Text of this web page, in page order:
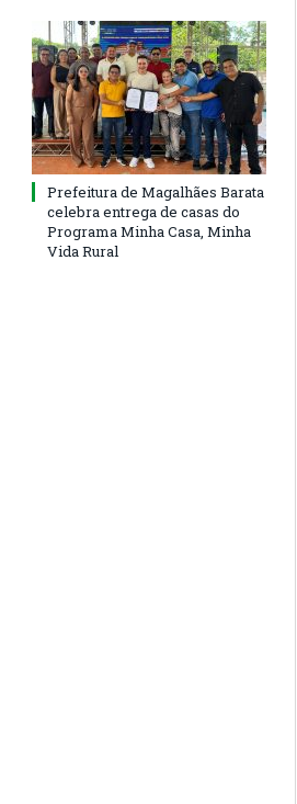
Prefeitura de Magalhães Barata
celebra entrega de casas do
Programa Minha Casa, Minha
Vida Rural